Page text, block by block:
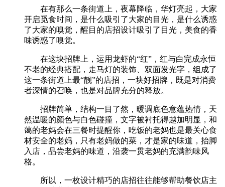
在有那么一条街道上，夜幕降临，华灯亮起，大家
开启觅食时间，是什么吸引了大家的目光，是什么诱惑
了大家的嗅觉，醒目的店招设计吸引了目光，美食的香
味诱惑了嗅觉。
在这块招牌上，运用龙虾的“红”，红与白完成永恒
不老的经典搭配，走马灯的装饰、双面发光字，组成了
这一条街道上最“靓”的店招，一块好招牌，既是对消费
者深情的召唤，也是对品牌充分的释放。
招牌简单，结构一目了然，暖调底色意蕴热情，天
然温暖的颜色与白色碰撞，文字被衬托得越加明显，和
蔼的老妈会在三餐时提醒你，吃饭的老妈也是最关心食
材安全的老妈，只有老妈做的菜，才是家的味道，抬脚
入店，品尝老妈的味道，沿袭一贯老妈的充满韵味风
格。
所以，一枚设计精巧的店招往往能够帮助餐饮店主